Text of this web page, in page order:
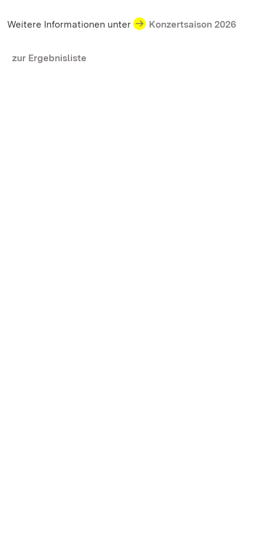
Weitere Informationen unter Konzertsaison 2026
zur Ergebnisliste